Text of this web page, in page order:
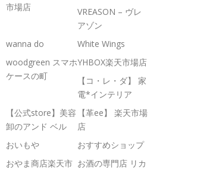
市場店
VREASON – ヴレ
アゾン
wanna do
White Wings
woodgreen スマホ
ケースの町
YHBOX楽天市場店
【コ・レ・ダ】 家
電*インテリア
【公式store】美容
卸のアンド ベル
【革ee】 楽天市場
店
おいもや
おすすめショップ
おやま商店楽天市 お酒の専門店 リカ